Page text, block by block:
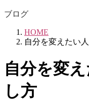
ブログ
HOME
自分を変えたい
自分を変
し方